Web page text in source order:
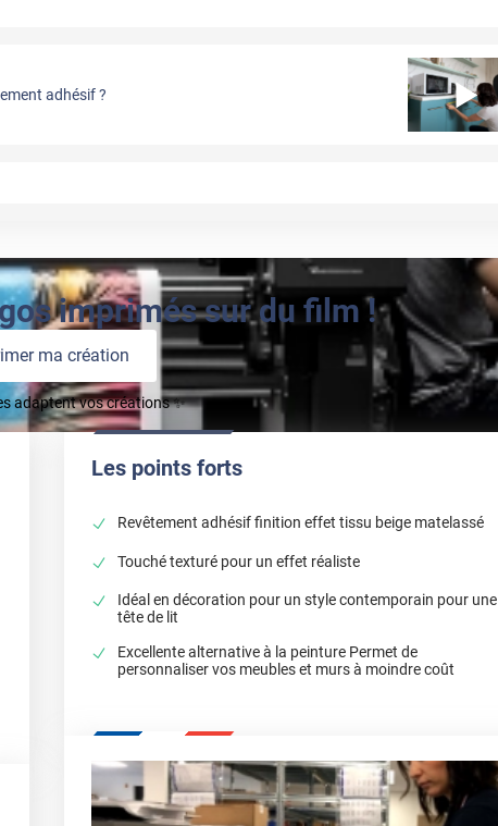
adhésif ?
imprimés sur du film !
ma création
adaptent vos créations ✨
Les points forts
Revêtement adhésif finition effet tissu beige matelassé
Touché texturé pour un effet réaliste
Idéal en décoration pour un style contemporain pour une
tête de lit
Excellente alternative à la peinture Permet de
personnaliser vos meubles et murs à moindre coût